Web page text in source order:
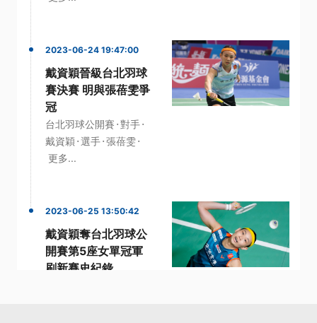
2023-06-24 19:47:00
戴資穎晉級台北羽球
賽決賽 明與張蓓雯爭
冠
台北羽球公開賽 ·對手·
戴資穎 ·選手·張蓓雯·
更多...
2023-06-25 13:50:42
戴資穎奪台北羽球公
開賽第5座女單冠軍
刷新賽史紀錄